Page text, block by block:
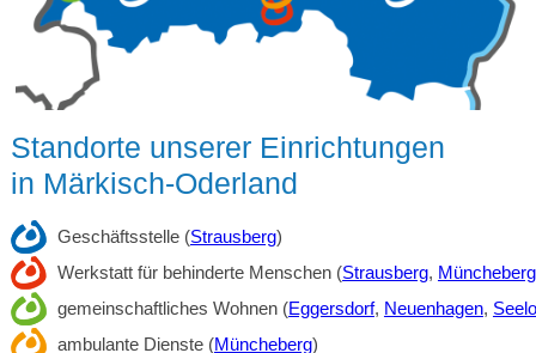
Standorte unserer Einrichtungen
in Märkisch-Oderland
Geschäftsstelle (Strausberg)
Werkstatt für behinderte Menschen (Strausberg, Müncheberg
gemeinschaftliches Wohnen (Eggersdorf, Neuenhagen,
ambulante Dienste (Müncheberg)